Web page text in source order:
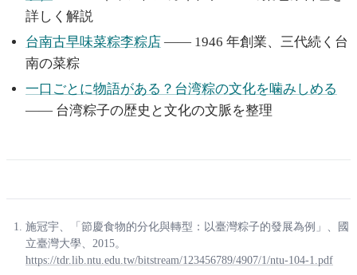
詳しく解説
台南古早味菜粽李粽店 —— 1946 年創業、三代続く台
南の菜粽
一口ごとに物語がある？台湾粽の文化を噛みしめる
—— 台湾粽子の歴史と文化の文脈を整理
施冠宇、「節慶食物的分化與轉型：以臺灣粽子的發展為例」、國
立臺灣大學、2015。
https://tdr.lib.ntu.edu.tw/bitstream/123456789/4907/1/ntu-104-1.pdf